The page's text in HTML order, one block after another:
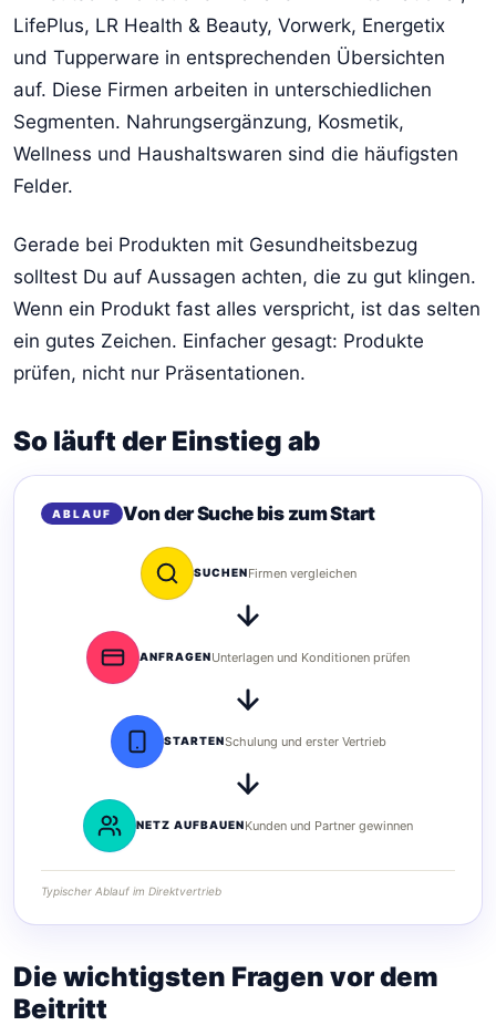
LifePlus, LR Health & Beauty, Vorwerk, Energetix
und Tupperware in entsprechenden Übersichten
auf. Diese Firmen arbeiten in unterschiedlichen
Segmenten. Nahrungsergänzung, Kosmetik,
Wellness und Haushaltswaren sind die häufigsten
Felder.
Gerade bei Produkten mit Gesundheitsbezug
solltest Du auf Aussagen achten, die zu gut klingen.
Wenn ein Produkt fast alles verspricht, ist das selten
ein gutes Zeichen. Einfacher gesagt: Produkte
prüfen, nicht nur Präsentationen.
So läuft der Einstieg ab
ABLAUF Von der Suche bis zum Start
SUCHENFirmen vergleichen
ANFRAGENUnterlagen und Konditionen prüfen
STARTENSchulung und erster Vertrieb
NETZ AUFBAUENKunden und Partner gewinnen
Typischer Ablauf im Direktvertrieb
Die wichtigsten Fragen vor dem
Beitritt